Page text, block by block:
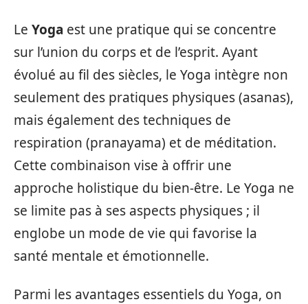
Le Yoga est une pratique qui se concentre
sur l’union du corps et de l’esprit. Ayant
évolué au fil des siècles, le Yoga intègre non
seulement des pratiques physiques (asanas),
mais également des techniques de
respiration (pranayama) et de méditation.
Cette combinaison vise à offrir une
approche holistique du bien-être. Le Yoga ne
se limite pas à ses aspects physiques ; il
englobe un mode de vie qui favorise la
santé mentale et émotionnelle.
Parmi les avantages essentiels du Yoga, on